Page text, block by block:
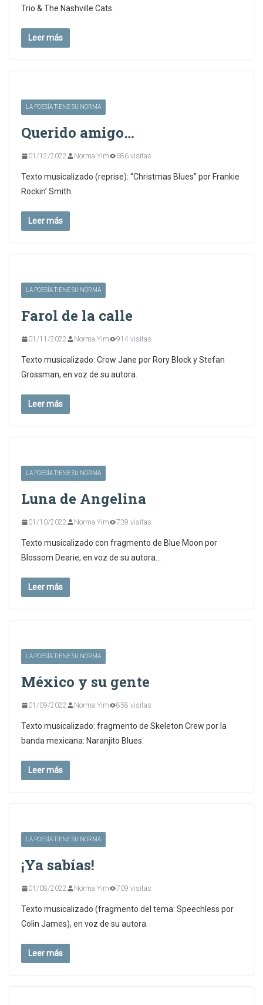
Trio & The Nashville Cats.
Leer más
LA POESÍA TIENE SU NORMA
Querido amigo…
01/12/2022 Norma Yim 686 visitas
Texto musicalizado (reprise): “Christmas Blues” por Frankie
Rockin’ Smith.
Leer más
LA POESÍA TIENE SU NORMA
Farol de la calle
01/11/2022 Norma Yim 914 visitas
Texto musicalizado: Crow Jane por Rory Block y Stefan
Grossman, en voz de su autora.
Leer más
LA POESÍA TIENE SU NORMA
Luna de Angelina
01/10/2022 Norma Yim 739 visitas
Texto musicalizado con fragmento de Blue Moon por
Blossom Dearie, en voz de su autora…
Leer más
LA POESÍA TIENE SU NORMA
México y su gente
01/09/2022 Norma Yim 858 visitas
Texto musicalizado: fragmento de Skeleton Crew por la
banda mexicana: Naranjito Blues.
Leer más
LA POESÍA TIENE SU NORMA
¡Ya sabías!
01/08/2022 Norma Yim 709 visitas
Texto musicalizado (fragmento del tema: Speechless por
Colin James), en voz de su autora.
Leer más